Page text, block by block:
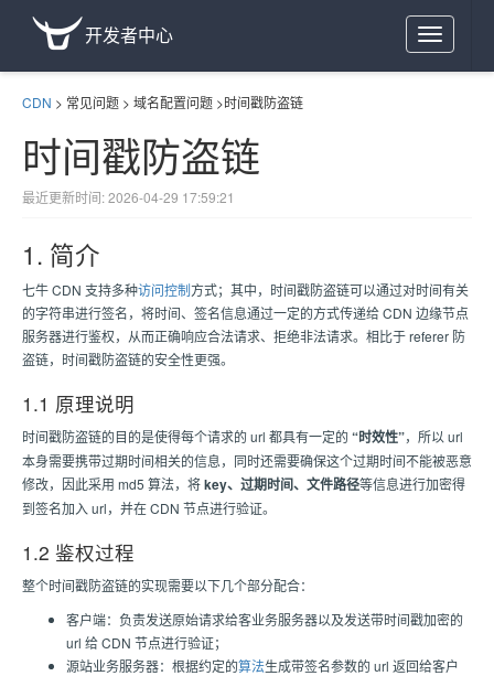
Toggle
navigation
开发者中心
CDN > 常见问题 > 域名配置问题 >时间戳防盗链
时间戳防盗链
最近更新时间: 2026-04-29 17:59:21
1. 简介
七牛 CDN 支持多种访问控制方式；其中，时间戳防盗链可以通过对时间有关
的字符串进行签名，将时间、签名信息通过一定的方式传递给 CDN 边缘节点
服务器进行鉴权，从而正确响应合法请求、拒绝非法请求。相比于 referer 防
盗链，时间戳防盗链的安全性更强。
1.1 原理说明
时间戳防盗链的目的是使得每个请求的 url 都具有一定的 “时效性”，所以 url
本身需要携带过期时间相关的信息，同时还需要确保这个过期时间不能被恶意
修改，因此采用 md5 算法，将key、过期时间、文件路径等信息进行加密得
到签名加入 url，并在 CDN 节点进行验证。
1.2 鉴权过程
整个时间戳防盗链的实现需要以下几个部分配合：
客户端：负责发送原始请求给客业务服务器以及发送带时间戳加密的
url 给 CDN 节点进行验证；
源站业务服务器：根据约定的算法生成带签名参数的 url 返回给客户